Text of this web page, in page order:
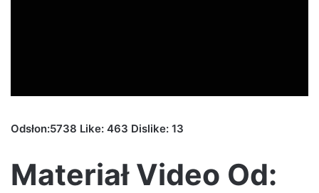
Odsłon:5738 Like: 463 Dislike: 13
Materiał Video Od: